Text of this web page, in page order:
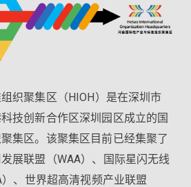
织聚集区（HIOH）是在深圳市
技创新合作区深圳园区成立的国
集区。该聚集区目前已经集聚了
展联盟（WAA）、国际星闪无线
、世界超高清视频产业联盟